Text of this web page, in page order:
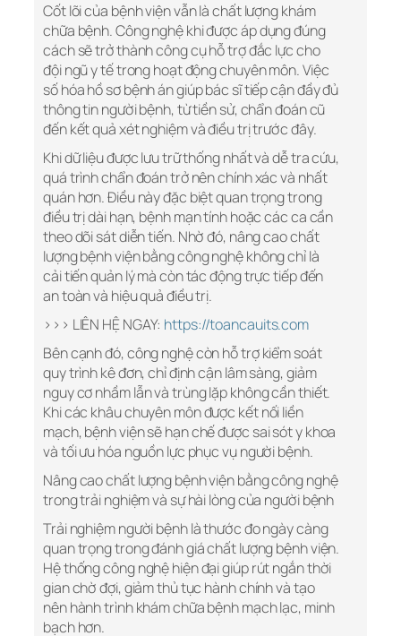
Cốt lõi của bệnh viện vẫn là chất lượng khám
chữa bệnh. Công nghệ khi được áp dụng đúng
cách sẽ trở thành công cụ hỗ trợ đắc lực cho
đội ngũ y tế trong hoạt động chuyên môn. Việc
số hóa hồ sơ bệnh án giúp bác sĩ tiếp cận đầy đủ
thông tin người bệnh, từ tiền sử, chẩn đoán cũ
đến kết quả xét nghiệm và điều trị trước đây.
Khi dữ liệu được lưu trữ thống nhất và dễ tra cứu,
quá trình chẩn đoán trở nên chính xác và nhất
quán hơn. Điều này đặc biệt quan trọng trong
điều trị dài hạn, bệnh mạn tính hoặc các ca cần
theo dõi sát diễn tiến. Nhờ đó, nâng cao chất
lượng bệnh viện bằng công nghệ không chỉ là
cải tiến quản lý mà còn tác động trực tiếp đến
an toàn và hiệu quả điều trị.
>>> LIÊN HỆ NGAY: https://toancauits.com
Bên cạnh đó, công nghệ còn hỗ trợ kiểm soát
quy trình kê đơn, chỉ định cận lâm sàng, giảm
nguy cơ nhầm lẫn và trùng lặp không cần thiết.
Khi các khâu chuyên môn được kết nối liền
mạch, bệnh viện sẽ hạn chế được sai sót y khoa
và tối ưu hóa nguồn lực phục vụ người bệnh.
Nâng cao chất lượng bệnh viện bằng công nghệ
trong trải nghiệm và sự hài lòng của người bệnh
Trải nghiệm người bệnh là thước đo ngày càng
quan trọng trong đánh giá chất lượng bệnh viện.
Hệ thống công nghệ hiện đại giúp rút ngắn thời
gian chờ đợi, giảm thủ tục hành chính và tạo
nên hành trình khám chữa bệnh mạch lạc, minh
bạch hơn.